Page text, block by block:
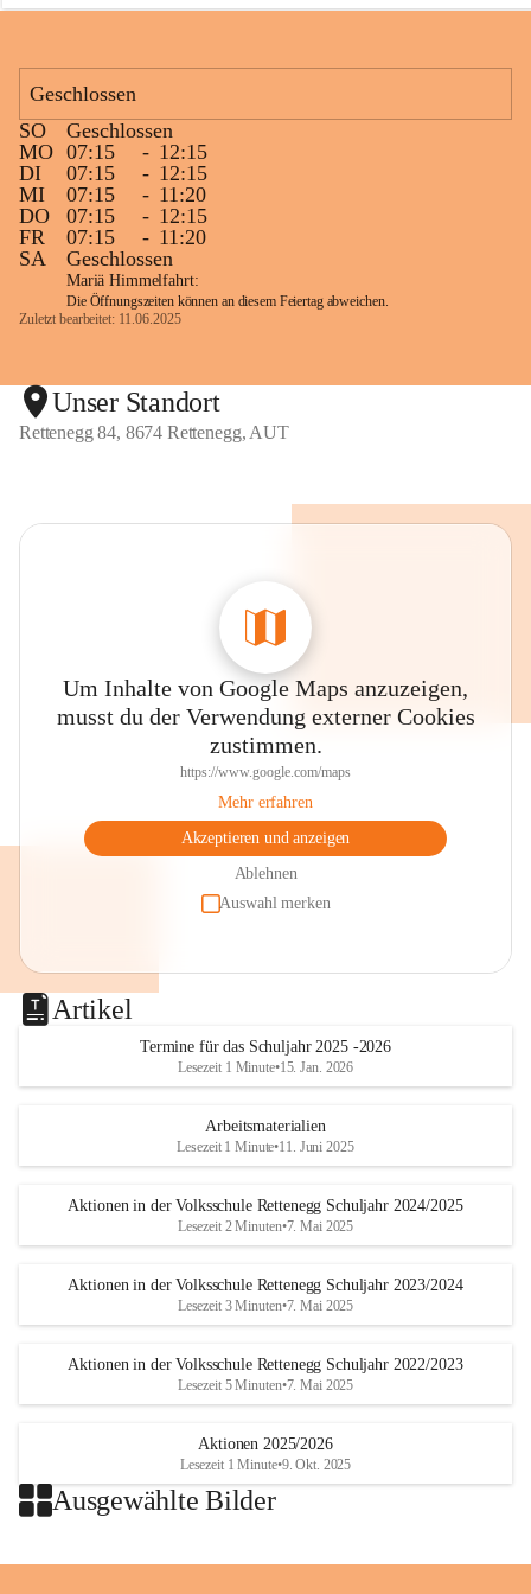
n
Geschlossen
SO
Geschlossen
MO 07:15 - 12:15
DI
07:15 - 12:15
MI
07:15 - 11:20
DO
07:15 - 12:15
FR
07:15 - 11:20
SA
Geschlossen
Mariä Himmelfahrt:
Die Öffnungszeiten können an diesem Feiertag abweichen.
Zuletzt bearbeitet: 11.06.2025
Unser Standort
Rettenegg 84, 8674 Rettenegg, AUT
Um Inhalte von Google Maps anzuzeigen,
musst du der Verwendung externer Cookies
zustimmen.
https://www.google.com/maps
Mehr erfahren
Akzeptieren und anzeigen
Ablehnen
Auswahl merken
Artikel
Termine für das Schuljahr 2025 -2026
Lesezeit 1 Minute•15. Jan. 2026
Arbeitsmaterialien
Lesezeit 1 Minute•11. Juni 2025
Aktionen in der Volksschule Rettenegg Schuljahr 2024/2025
Lesezeit 2 Minuten•7. Mai 2025
Aktionen in der Volksschule Rettenegg Schuljahr 2023/2024
Lesezeit 3 Minuten•7. Mai 2025
Aktionen in der Volksschule Rettenegg Schuljahr 2022/2023
Lesezeit 5 Minuten•7. Mai 2025
Aktionen 2025/2026
Lesezeit 1 Minute•9. Okt. 2025
Ausgewählte Bilder